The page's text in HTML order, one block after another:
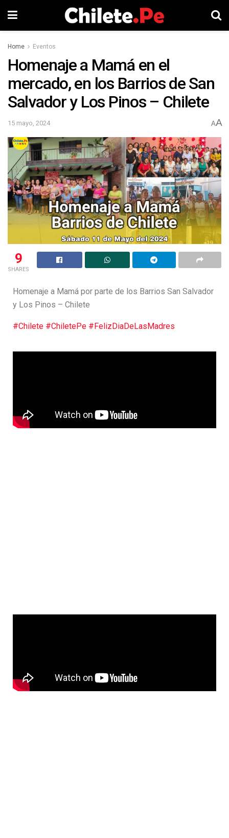
Home Eventos
Homenaje a Mamá en el
mercado, en los Barrios de San
Salvador y Los Pinos – Chilete
15 mayo, 2024 AA
9
SHARES
Homenaje a Mamá por parte de los Barrios San Salvador
y Los Pinos – Chilete
#Chilete #ChiletePe #FelizDiaDeLasMadres